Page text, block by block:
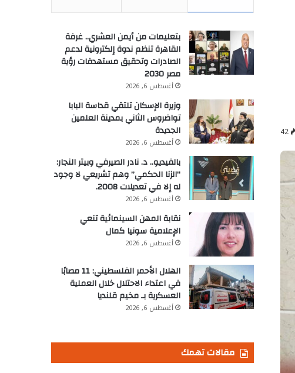
42
بتعليمات من أيمن العشري.. غرفة
القاهرة تنظم ندوة إلكترونية لدعم
الصادرات وتحقيق مستهدفات رؤية
مصر 2030
أغسطس 6, 2026
وزيرة الإسكان تلتقي قداسة البابا
تواضروس الثاني بمدينة العلمين
الجديدة
أغسطس 6, 2026
بالفيديو.. د. نادر الصيرفي وبيتر النجار:
“الزنا الحكمي” وهم تشريعي لا وجود
له إلا في تعديلات 2008.
أغسطس 6, 2026
نقابة المهن السينمائية تنعي
الإعلامية سونيا كمال
أغسطس 6, 2026
الهلال الأحمر الفلسطيني: 11 مصابًا
في اعتداء الاحتلال خلال العملية
العسكرية بـ مخيم قلنديا
أغسطس 6, 2026
مقالات تهمك